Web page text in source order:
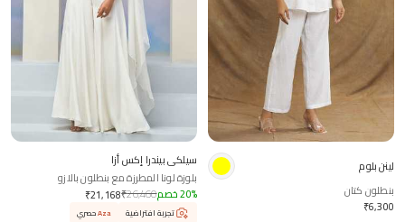
لينن بلوم
بنطلون كتان
₹6,300
سيلكي بيندرا إكس أزا
بلوزة لونا المطرزة مع بنطلون بالازو
₹21,168₹26,460 20% خصم
تجربة افتراضية Azaحصري